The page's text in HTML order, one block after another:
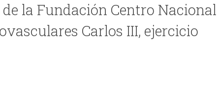
la Fundación Centro Nacional
Carlos III, ejercicio